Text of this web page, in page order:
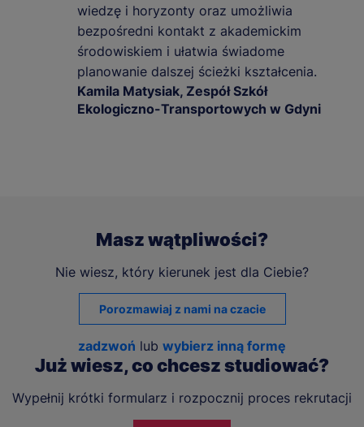
wiedzę i horyzonty oraz umożliwia
bezpośredni kontakt z akademickim
środowiskiem i ułatwia świadome
planowanie dalszej ścieżki kształcenia.
Kamila Matysiak, Zespół Szkół
Ekologiczno-Transportowych w Gdyni
Masz wątpliwości?
Nie wiesz, który kierunek jest dla Ciebie?
Porozmawiaj z nami na czacie
zadzwoń lub wybierz inną formę
Już wiesz, co chcesz studiować?
Wypełnij krótki formularz i rozpocznij proces rekrutacji